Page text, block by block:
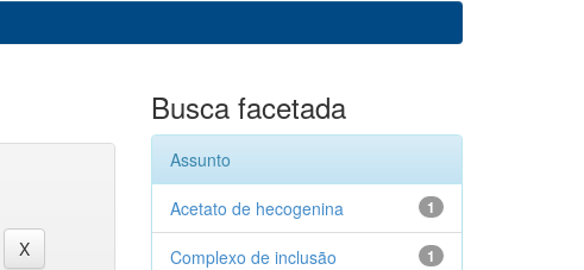
Busca facetada
Assunto
1
Acetato de hecogenina
1
Complexo de inclusão